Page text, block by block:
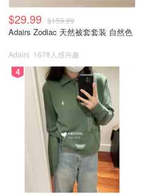
$29.99 $159.99
Adairs Zodiac 天然被套套装 自然色
Adairs 1678人感兴趣
4